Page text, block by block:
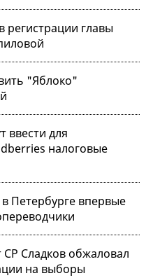
регистрации главы
"Яблоко"
ввести для
налоговые
Петербурге впервые
СР Сладков обжаловал
на выборы